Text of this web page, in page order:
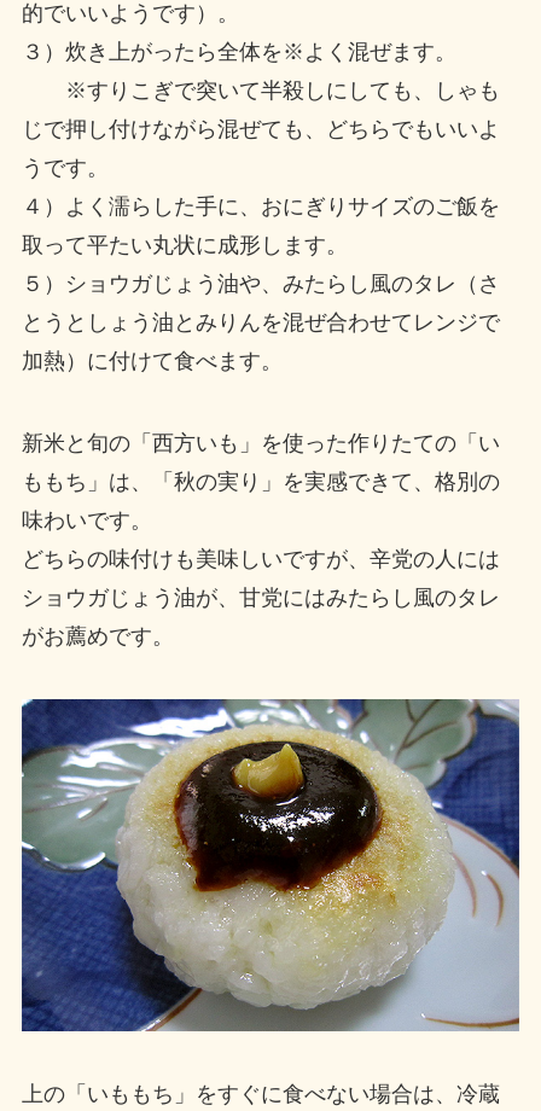
的でいいようです）。
３）炊き上がったら全体を※よく混ぜます。
※すりこぎで突いて半殺しにしても、しゃも
じで押し付けながら混ぜても、どちらでもいいよ
うです。
４）よく濡らした手に、おにぎりサイズのご飯を
取って平たい丸状に成形します。
５）ショウガじょう油や、みたらし風のタレ（さ
とうとしょう油とみりんを混ぜ合わせてレンジで
加熱）に付けて食べます。
新米と旬の「西方いも」を使った作りたての「い
ももち」は、「秋の実り」を実感できて、格別の
味わいです。
どちらの味付けも美味しいですが、辛党の人には
ショウガじょう油が、甘党にはみたらし風のタレ
がお薦めです。
上の「いももち」をすぐに食べない場合は、冷蔵